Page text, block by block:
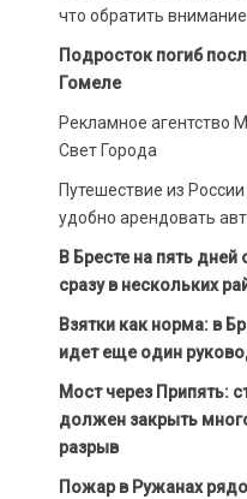
что обратить
Подросток погиб
Гомеле
Рекламное агентство
Свет Города
Путешествие из
удобно арендовать
В Бресте на пять
сразу в нескольких
Взятки как норма: в
идет еще один
Мост через Припять:
должен закрыть
разрыв
Пожар в Ружанах